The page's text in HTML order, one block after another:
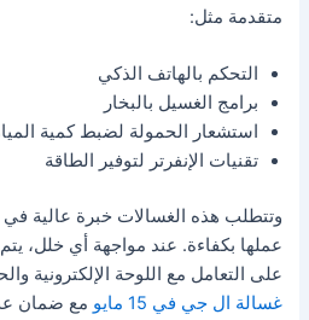
متقدمة مثل:
التحكم بالهاتف الذكي
برامج الغسيل بالبخار
استشعار الحمولة لضبط كمية
تقنيات الإنفرتر لتوفير الطاقة
وتتطلب هذه الغسالات خبرة عالية في
عملها بكفاءة. عند مواجهة أي خلل،
على التعامل مع اللوحة الإلكترونية
غسالة ال جي في 15 مايو
مع ضمان